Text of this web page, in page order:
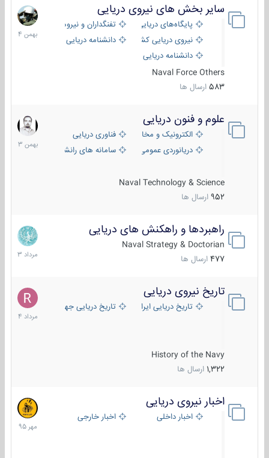
سایر بخش های نیروی دریایی
پایگاه‌های دریایی
تفنگداران و نیروهای ویژه‌ی دریایی
نیروی دریایی کشورهای مختلفدانشنامه دریایی
دانشنامه دریایی کپی
Naval Force Others
583 ارسال ها
22
بهمن
1404
علوم و فنون دریایی
الکترونیک و مخابرات دریاییفناوری دریایی
دریانوردی عمومی
سامانه های رانشی دریایی
Naval Technology & Science
952 ارسال ها
6
بهمن
1403
راهبردها و راهکنش های دریایی
Naval Strategy & Doctorian
477 ارسال ها
2
مرداد
1403
تاریخ نیروی دریایی
تاریخ دریایی ایران تاریخ دریایی جهان
History of the Navy
1,322 ارسال ها
16
مرداد
1404
اخبار نیروی دریایی
اخبار داخلی اخبار خارجی
27
مهر
1395